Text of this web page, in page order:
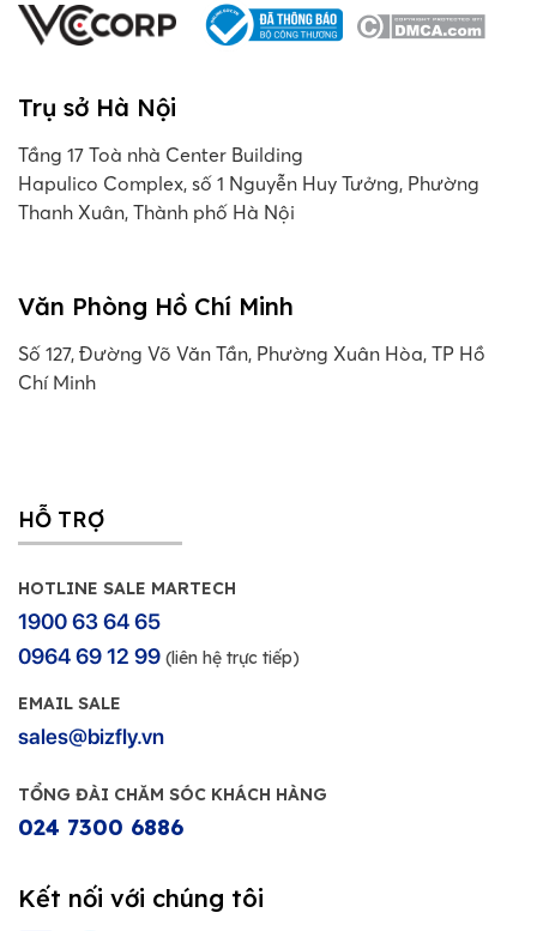
Trụ sở Hà Nội
Tầng 17 Toà nhà Center Building
Hapulico Complex, số 1 Nguyễn Huy Tưởng, Phường
Thanh Xuân, Thành phố Hà Nội
Văn Phòng Hồ Chí Minh
Số 127, Đường Võ Văn Tần, Phường Xuân Hòa, TP Hồ
Chí Minh
HỖ TRỢ
HOTLINE SALE MARTECH
1900 63 64 65
0964 69 12 99 (liên hệ trực tiếp)
EMAIL SALE
sales@bizfly.vn
TỔNG ĐÀI CHĂM SÓC KHÁCH HÀNG
024 7300 6886
Kết nối với chúng tôi